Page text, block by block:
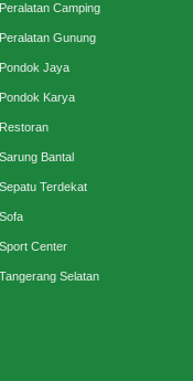
Camping
Gunung
Jaya
Karya
Bantal
Terdekat
Center
Selatan